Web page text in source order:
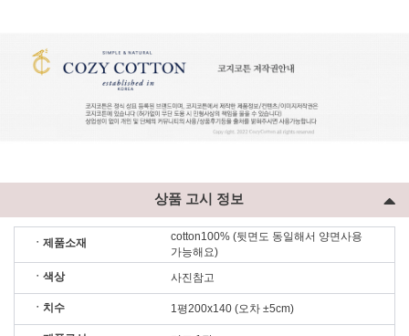
상품 고시 정보
ㆍ제품소재
cotton100% (뒷면도 동일해서 양면사용
가능해요)
ㆍ색상
사진참고
ㆍ치수 1평200x140 (오차 ±5cm)